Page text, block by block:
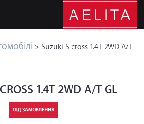
> Suzuki S-cross 1.4T 2WD A/T
1.4T 2WD A/T GL